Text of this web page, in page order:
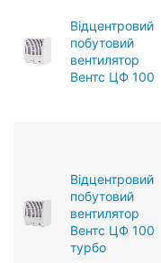
Відцентровий
побутовий
вентилятор
Вентс ЦФ 100
Відцентровий
побутовий
вентилятор
Вентс ЦФ 100
турбо